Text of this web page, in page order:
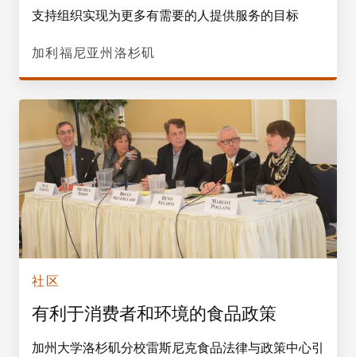
支持组织实现为更多有需要的人提供服务的目标
加利福尼亚州洛杉矶
社区
有利于消费者和环境的食品政策
加州大学洛杉矶分校雷斯尼克食品法律与政策中心引